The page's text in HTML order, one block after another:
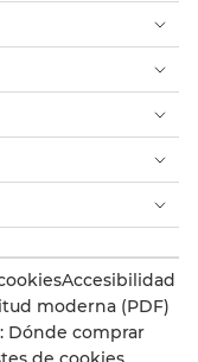
Accesibilidad
moderna (PDF)
Dónde comprar